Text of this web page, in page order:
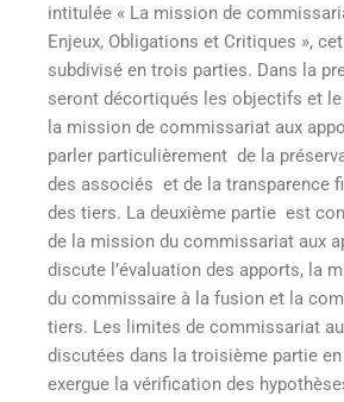
intitulée « La mission de
Enjeux, Obligations et Critiques »,
subdivisé en trois parties. Dans la
seront décortiqués les objectifs et
la mission de commissariat aux
parler particulièrement de la
des associés et de la transparence
des tiers. La deuxième partie est
de la mission du commissariat aux
discute l’évaluation des apports, la
du commissaire à la fusion et la
tiers. Les limites de commissariat
discutées dans la troisième partie
exergue la vérification des